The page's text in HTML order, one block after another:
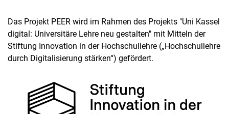
Das Projekt PEER wird im Rahmen des Projekts "Uni Kassel
digital: Universitäre Lehre neu gestalten" mit Mitteln der
Stiftung Innovation in der Hochschullehre („Hochschullehre
durch Digitalisierung stärken“) gefördert.